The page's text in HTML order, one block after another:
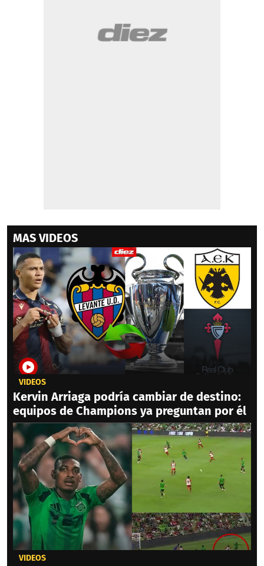
MAS VIDEOS
VIDEOS
Kervin Arriaga podría cambiar de destino:
equipos de Champions ya preguntan por él
VIDEOS